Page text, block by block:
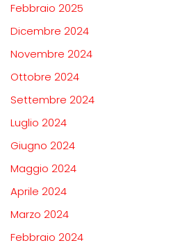
Febbraio 2025
Dicembre 2024
Novembre 2024
Ottobre 2024
Settembre 2024
Luglio 2024
Giugno 2024
Maggio 2024
Aprile 2024
Marzo 2024
Febbraio 2024